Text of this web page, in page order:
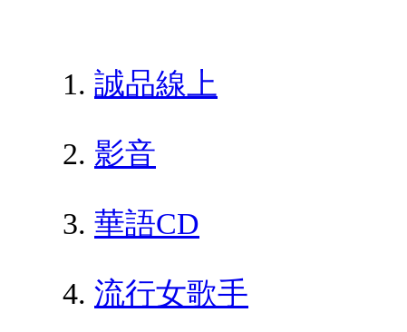
誠品線上
影音
華語CD
流行女歌手